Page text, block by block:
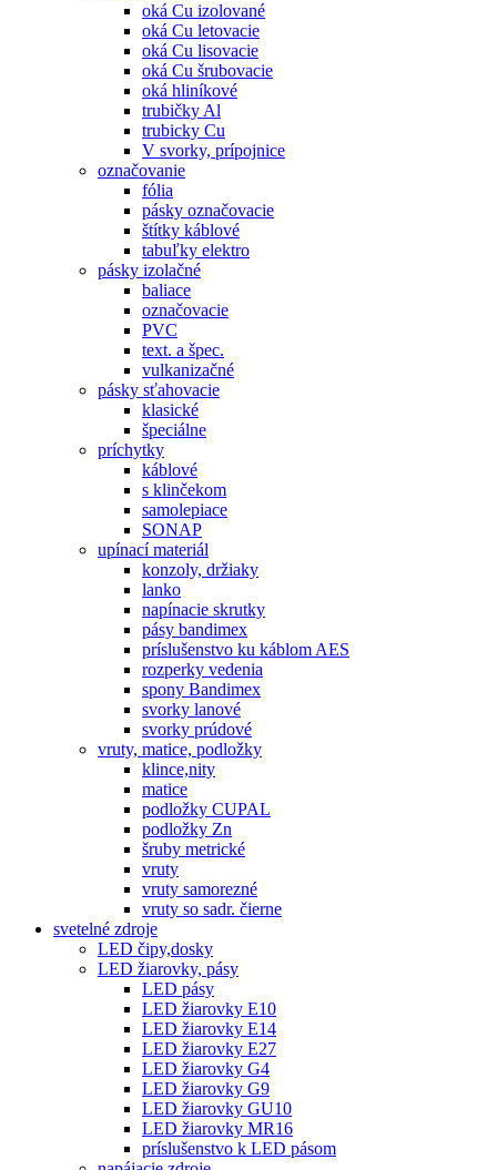
oká Cu izolované
oká Cu letovacie
oká Cu lisovacie
oká Cu šrubovacie
oká hliníkové
trubičky Al
trubicky Cu
V svorky, prípojnice
označovanie
fólia
pásky označovacie
štítky káblové
tabuľky elektro
pásky izolačné
baliace
označovacie
PVC
text. a špec.
vulkanizačné
pásky sťahovacie
klasické
špeciálne
príchytky
káblové
s klinčekom
samolepiace
SONAP
upínací materiál
konzoly, držiaky
lanko
napínacie skrutky
pásy bandimex
príslušenstvo ku káblom AES
rozperky vedenia
spony Bandimex
svorky lanové
svorky prúdové
vruty, matice, podložky
klince,nity
matice
podložky CUPAL
podložky Zn
šruby metrické
vruty
vruty samorezné
vruty so sadr. čierne
svetelné zdroje
LED čipy,dosky
LED žiarovky, pásy
LED pásy
LED žiarovky E10
LED žiarovky E14
LED žiarovky E27
LED žiarovky G4
LED žiarovky G9
LED žiarovky GU10
LED žiarovky MR16
príslušenstvo k LED pásom